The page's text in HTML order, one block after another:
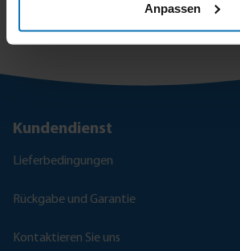
Anpassen
1 - 10 von 10 Ergebnissen
Kundendienst
Lieferbedingungen
Rückgabe und Garantie
Kontaktieren Sie uns